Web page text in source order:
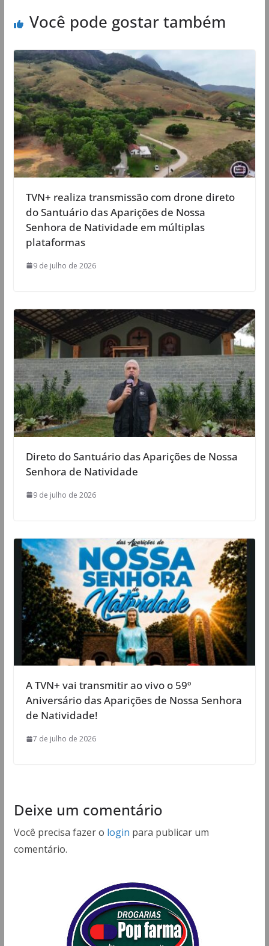
Você pode gostar também
TVN+ realiza transmissão com drone direto
do Santuário das Aparições de Nossa
Senhora de Natividade em múltiplas
plataformas
9 de julho de 2026
Direto do Santuário das Aparições de Nossa
Senhora de Natividade
9 de julho de 2026
A TVN+ vai transmitir ao vivo o 59º
Aniversário das Aparições de Nossa Senhora
de Natividade!
7 de julho de 2026
Deixe um comentário
Você precisa fazer o login para publicar um
comentário.